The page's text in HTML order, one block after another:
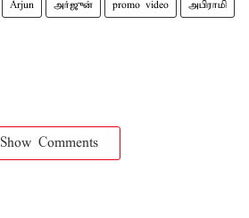
Arjun அர்ஜுன் promo video அபிராமி
Show Comments